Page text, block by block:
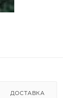
ДОСТАВКА